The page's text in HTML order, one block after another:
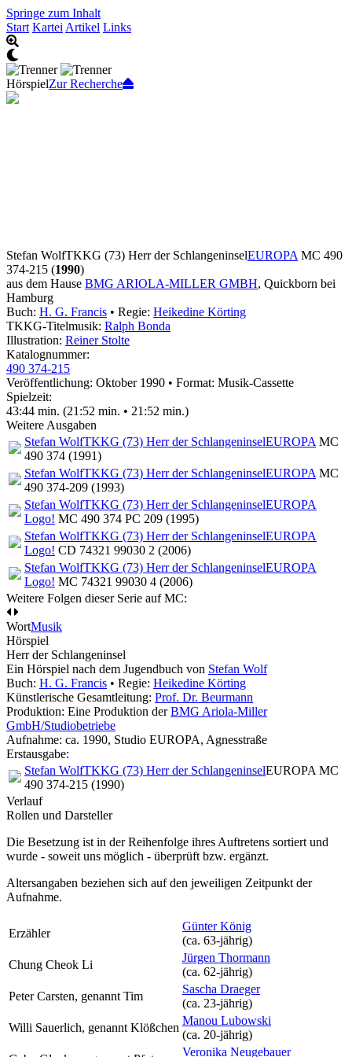
Springe zum Inhalt
Start Kartei Artikel Links
HörspielZur Recherche
Stefan WolfTKKG (73) Herr der SchlangeninselEUROPA MC 490
374-215 (1990)
aus dem Hause BMG ARIOLA-MILLER GMBH, Quickborn bei
Hamburg
Buch: H. G. Francis • Regie: Heikedine Körting
TKKG-Titelmusik: Ralph Bonda
Illustration: Reiner Stolte
Katalognummer:
490 374-215
Veröffentlichung: Oktober 1990 • Format: Musik-Cassette
Spielzeit:
43:44 min. (21:52 min. • 21:52 min.)
Weitere Ausgaben
Stefan WolfTKKG (73) Herr der SchlangeninselEUROPA MC
490 374 (1991)
Stefan WolfTKKG (73) Herr der SchlangeninselEUROPA MC
490 374-209 (1993)
Stefan WolfTKKG (73) Herr der SchlangeninselEUROPA
Logo! MC 490 374 PC 209 (1995)
Stefan WolfTKKG (73) Herr der SchlangeninselEUROPA
Logo! CD 74321 99030 2 (2006)
Stefan WolfTKKG (73) Herr der SchlangeninselEUROPA
Logo! MC 74321 99030 4 (2006)
Weitere Folgen dieser Serie auf MC:
WortMusik
Hörspiel
Herr der Schlangeninsel
Ein Hörspiel nach dem Jugendbuch von Stefan Wolf
Buch: H. G. Francis • Regie: Heikedine Körting
Künstlerische Gesamtleitung: Prof. Dr. Beurmann
Produktion: Eine Produktion derBMG Ariola-Miller
GmbH/Studiobetriebe
Aufnahme: ca. 1990, Studio EUROPA, Agnesstraße
Erstausgabe:
Stefan WolfTKKG (73) Herr der SchlangeninselEUROPA MC
490 374-215 (1990)
Verlauf
Rollen und Darsteller
Die Besetzung ist in derReihenfolge ihres Auftretens sortiert und
wurde - soweit uns möglich - überprüft bzw. ergänzt.
Altersangaben beziehen sich auf den jeweiligen Zeitpunkt der
Aufnahme.
Erzähler
Günter König
(ca. 63‑jährig)
Chung Cheok Li
Jürgen Thormann
(ca. 62‑jährig)
Peter Carsten, genannt Tim
Sascha Draeger
(ca. 23‑jährig)
Willi Sauerlich, genannt Klößchen
Manou Lubowski
(ca. 20‑jährig)
Veronika Neugebauer